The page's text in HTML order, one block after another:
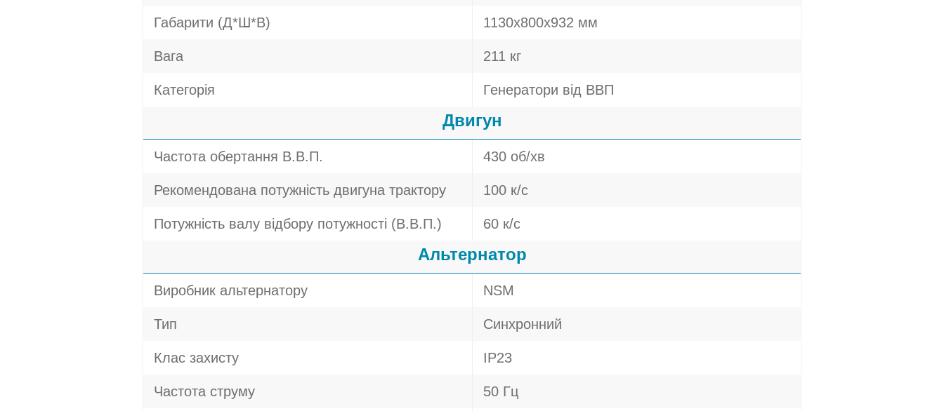
Габарити (Д*Ш*В) 1130x800x932 мм
Вага 211 кг
Категорія Генератори від ВВП
Двигун
Частота обертання В.В.П. 430 об/хв
Рекомендована потужність двигуна трактору 100 к/с
Потужність валу відбору потужності (В.В.П.) 60 к/с
Альтернатор
Виробник альтернатору NSM
Тип Синхронний
Клас захисту IP23
Частота струму 50 Гц